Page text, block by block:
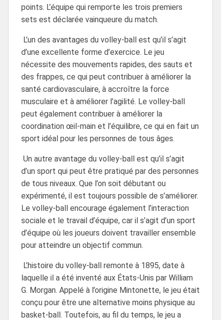
points. L’équipe qui remporte les trois premiers
sets est déclarée vainqueure du match.
L’un des avantages du volley-ball est qu’il s’agit
d’une excellente forme d’exercice. Le jeu
nécessite des mouvements rapides, des sauts et
des frappes, ce qui peut contribuer à améliorer la
santé cardiovasculaire, à accroître la force
musculaire et à améliorer l’agilité. Le volley-ball
peut également contribuer à améliorer la
coordination œil-main et l’équilibre, ce qui en fait un
sport idéal pour les personnes de tous âges.
Un autre avantage du volley-ball est qu’il s’agit
d’un sport qui peut être pratiqué par des personnes
de tous niveaux. Que l’on soit débutant ou
expérimenté, il est toujours possible de s’améliorer.
Le volley-ball encourage également l’interaction
sociale et le travail d’équipe, car il s’agit d’un sport
d’équipe où les joueurs doivent travailler ensemble
pour atteindre un objectif commun.
L’histoire du volley-ball remonte à 1895, date à
laquelle il a été inventé aux États-Unis par William
G. Morgan. Appelé à l’origine Mintonette, le jeu était
conçu pour être une alternative moins physique au
basket-ball. Toutefois, au fil du temps, le jeu a